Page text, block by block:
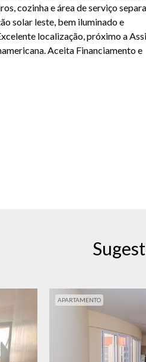
cozinha e área de serviço
solar leste, bem iluminado e
localização, próximo a
Aceita Financiamento e
APARTAMENTO